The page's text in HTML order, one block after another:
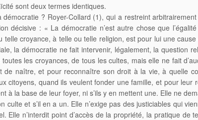
sont deux termes identiques.
démocratie ? Royer-Collard (1), qui a restreint
décisive : « La démocratie n’est autre chose que
telle croyance, à telle ou telle religion, est pour lui une
la démocratie ne fait intervenir, légalement, la question
les croyances, de tous les cultes, mais elle ne fait
de naître, et pour reconnaître son droit à la vie, à quelle
citoyens, quand ils veulent fonder une famille, et pour
à la base de leur foyer, ni s’ils y en mettent une. Elle ne
culte et s’il en a un. Elle n’exige pas des justiciables qui
Elle n’interdit point d’accès de la propriété, la pratique